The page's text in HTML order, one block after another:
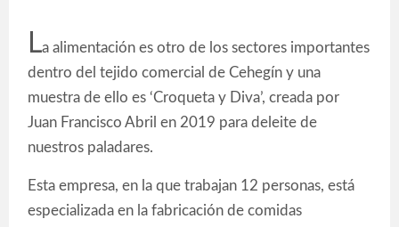
La alimentación es otro de los sectores importantes
dentro del tejido comercial de Cehegín y una
muestra de ello es ‘Croqueta y Diva’, creada por
Juan Francisco Abril en 2019 para deleite de
nuestros paladares.
Esta empresa, en la que trabajan 12 personas, está
especializada en la fabricación de comidas